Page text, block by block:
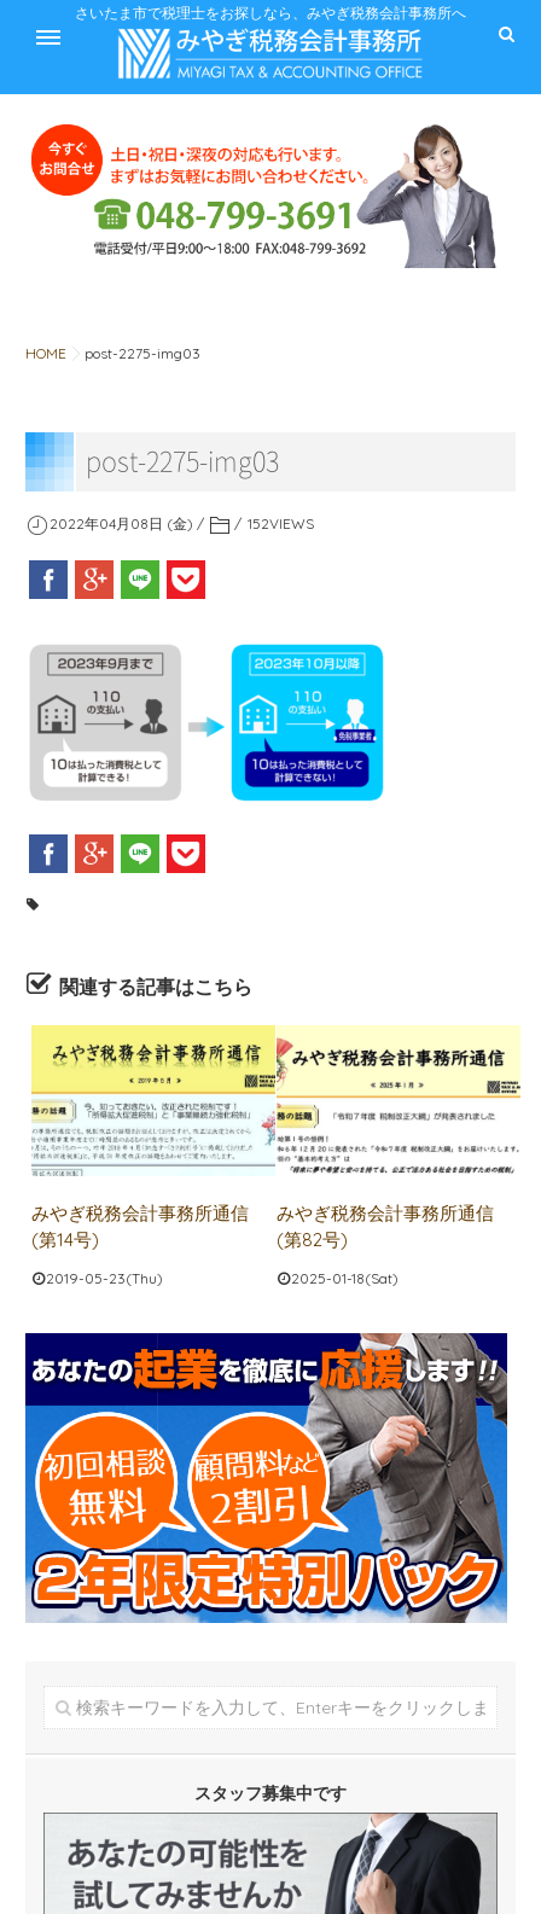
さいたま市で税理士をお探しなら、みやぎ税務会計事務所へ
ホーム
サービス
みやぎ税務会計事務所
お問合せ
HOME post-2275-img03
post-2275-img03
2022年04月08日 (金) 152VIEWS
関連する記事はこちら
みやぎ税務会計事務所通信
(第14号)
2019-05-23(Thu)
みやぎ税務会計事務所通信
(第82号)
2025-01-18(Sat)
スタッフ募集中です